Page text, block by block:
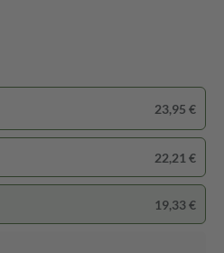
23,95 €
22,21 €
19,33 €